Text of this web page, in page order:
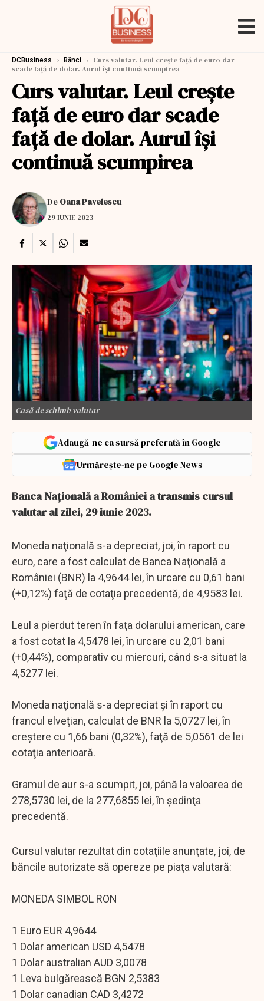
DCBusiness › Bănci › Curs valutar. Leul crește față de euro dar
scade față de dolar. Aurul își continuă scumpirea
Curs valutar. Leul crește
față de euro dar scade
față de dolar. Aurul își
continuă scumpirea
De Oana Pavelescu
29 IUNIE 2023
Casă de schimb valutar
Adaugă-ne ca sursă preferată în Google
Urmărește-ne pe Google News
Banca Națională a României a transmis cursul
valutar al zilei, 29 iunie 2023.
Moneda naţională s-a depreciat, joi, în raport cu
euro, care a fost calculat de Banca Naţională a
României (BNR) la 4,9644 lei, în urcare cu 0,61 bani
(+0,12%) faţă de cotaţia precedentă, de 4,9583 lei.
Leul a pierdut teren în faţa dolarului american, care
a fost cotat la 4,5478 lei, în urcare cu 2,01 bani
(+0,44%), comparativ cu miercuri, când s-a situat la
4,5277 lei.
Moneda naţională s-a depreciat şi în raport cu
francul elveţian, calculat de BNR la 5,0727 lei, în
creştere cu 1,66 bani (0,32%), faţă de 5,0561 de lei
cotaţia anterioară.
Gramul de aur s-a scumpit, joi, până la valoarea de
278,5730 lei, de la 277,6855 lei, în şedinţa
precedentă.
Cursul valutar rezultat din cotaţiile anunţate, joi, de
băncile autorizate să opereze pe piaţa valutară:
MONEDA SIMBOL RON
1 Euro EUR 4,9644
1 Dolar american USD 4,5478
1 Dolar australian AUD 3,0078
1 Leva bulgărească BGN 2,5383
1 Dolar canadian CAD 3,4272